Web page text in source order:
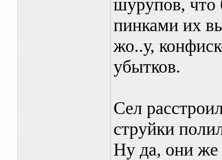
шурупов, что
пинками их
жо..у,
убытков.
Сел
струйки
Ну да, они же